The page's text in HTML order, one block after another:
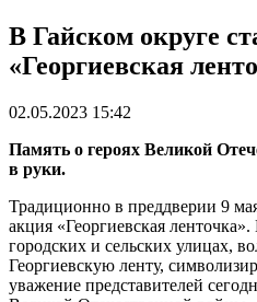
В Гайском округе
«Георгиевская
02.05.2023 15:42
Память о героях Великой
в руки.
Традиционно в преддверии 9
акция «Георгиевская
городских и сельских улицах,
Георгиевскую ленту,
уважение представителей